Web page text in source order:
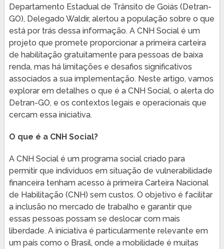
Departamento Estadual de Trânsito de Goiás (Detran-
GO), Delegado Waldir, alertou a população sobre o que
está por trás dessa informação. A CNH Social é um
projeto que promete proporcionar a primeira carteira
de habilitação gratuitamente para pessoas de baixa
renda, mas há limitações e desafios significativos
associados a sua implementação. Neste artigo, vamos
explorar em detalhes o que é a CNH Social, o alerta do
Detran-GO, e os contextos legais e operacionais que
cercam essa iniciativa.
O que é a CNH Social?
A CNH Social é um programa social criado para
permitir que indivíduos em situação de vulnerabilidade
financeira tenham acesso à primeira Carteira Nacional
de Habilitação (CNH) sem custos. O objetivo é facilitar
a inclusão no mercado de trabalho e garantir que
essas pessoas possam se deslocar com mais
liberdade. A iniciativa é particularmente relevante em
um país como o Brasil, onde a mobilidade é muitas